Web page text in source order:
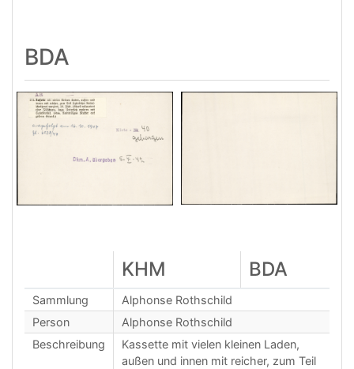
BDA
KHM BDA
Sammlung
Alphonse Rothschild
Person
Alphonse Rothschild
Beschreibung
Kassette mit vielen kleinen Laden,
außen und innen mit reicher, zum Teil